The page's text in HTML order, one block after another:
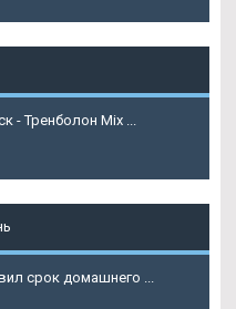
- Тренболон Mix ...
срок домашнего ...